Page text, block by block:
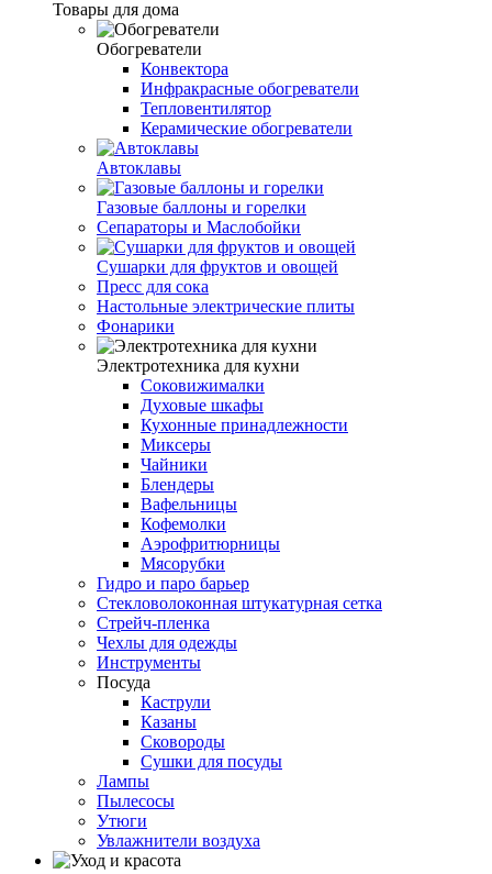
Товары для дома
Обогреватели
Конвектора
Инфракрасные обогреватели
Тепловентилятор
Керамические обогреватели
Автоклавы
Газовые баллоны и горелки
Сепараторы и Маслобойки
Сушарки для фруктов и овощей
Пресс для сока
Настольные электрические плиты
Фонарики
Электротехника для кухни
Соковижималки
Духовые шкафы
Кухонные принадлежности
Миксеры
Чайники
Блендеры
Вафельницы
Кофемолки
Аэрофритюрницы
Мясорубки
Гидро и паро барьер
Стекловолоконная штукатурная сетка
Стрейч-пленка
Чехлы для одежды
Инструменты
Посуда
Каструли
Казаны
Сковороды
Сушки для посуды
Лампы
Пылесосы
Утюги
Увлажнители воздуха